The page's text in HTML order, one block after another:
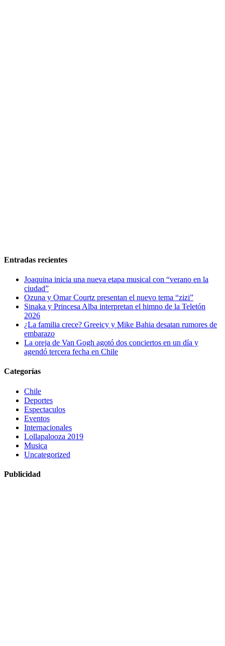
Entradas recientes
Joaquina inicia una nueva etapa musical con “verano en la
ciudad”
Ozuna y Omar Courtz presentan el nuevo tema “zizi”
Sinaka y Princesa Alba interpretan el himno de la Teletón
2026
¿La familia crece? Greeicy y Mike Bahia desatan rumores de
embarazo
La oreja de Van Gogh agotó dos conciertos en un día y
agendó tercera fecha en Chile
Categorías
Chile
Deportes
Espectaculos
Eventos
Internacionales
Lollapalooza 2019
Musica
Uncategorized
Publicidad